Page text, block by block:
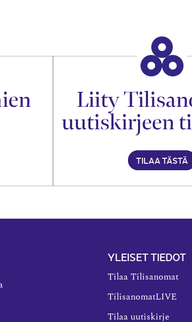
Liity
uutiskirjeen
TILAA TÄSTÄ
YLEISET TIEDOT
Tilaa Tilisanomat
TilisanomatLIVE
Tilaa uutiskirje